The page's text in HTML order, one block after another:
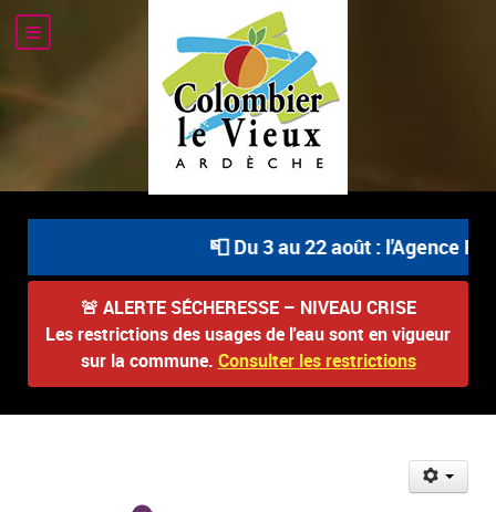
📮 Du 3 au 22 août : l'Agence
🚨 ALERTE SÉCHERESSE – NIVEAU CRISE
Les restrictions des usages de l'eau sont en vigueur
sur la commune. Consulter les restrictions